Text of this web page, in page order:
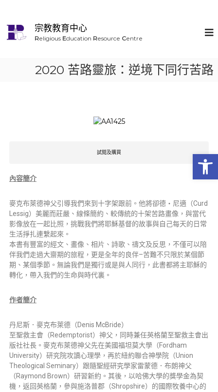
宗教教育中心
Religious Education Resource Centre
2020 苦路靈旅：逆境下同行苦路
試閱及購買
內容簡介
麥克布萊德神父引導我們來到十字架跟前。他將卻德‧尼適（Curd
Lessig）美麗而莊嚴、線條簡約、較傳統的十架苦路畫像，與當代
影像放在一起比照，挑戰我們將耶穌基督的故事與自己每天的日常
生活掙扎連繫起來。
本書有豐富的經文、畫像、相片、詩歌、禱文及反思，不僅可以陪
伴我們走過大齋期的旅程，更是全年的良伴–苦難不只限於某個節
期、某個季節。無論我們是獨行或是與人同行，此書都將主耶穌的
轉化，帶入我們的生命與時代裏。
作者簡介
丹尼斯．麥克布萊德（Denis McBride）
至聖救主會（Redemptorist）神父，同時兼任英格蘭至聖救主會出
版社社長。麥克布萊德神父先在美國福坦莫大學（Fordham
University）研究院攻讀心理學，再於紐約聯合神學院（Union
Theological Seminary）跟隨聖經研究學家雷蒙德．布朗神父
（Raymond Brown）研習新約。其後，以哈佛大學的獎學金為契
機，返回英格蘭，參與施洛普郡（Shropshire）的國際牧養中心的